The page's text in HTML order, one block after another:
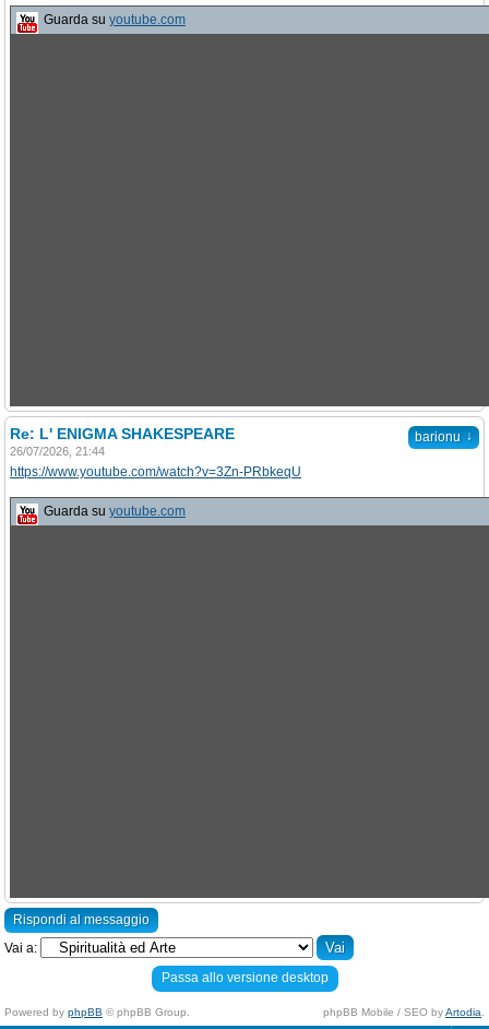
Guarda su youtube.com
barionu ↓
Re: L' ENIGMA SHAKESPEARE
26/07/2026, 21:44
https://www.youtube.com/watch?v=3Zn-PRbkeqU
Guarda su youtube.com
Rispondi al messaggio
Vai a:
Passa allo versione desktop
Powered by phpBB © phpBB Group. phpBB Mobile / SEO byArtodia